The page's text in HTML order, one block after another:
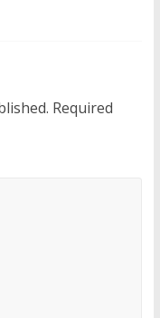
Required